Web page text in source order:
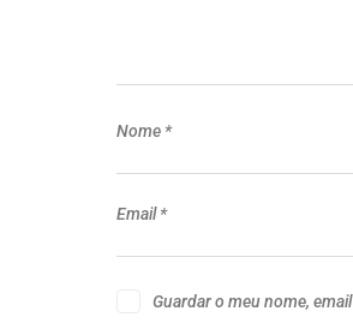
Nome *
Email*
Guardar o meu nome,